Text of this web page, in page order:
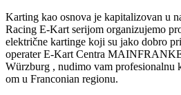
Karting kao osnova je kapitalizovan u
Racing E-Kart serijom organizujemo
električne kartinge koji su jako dobro
operater E-Kart Centra
Würzburg , nudimo vam profesionalnu
om u Franconian regionu.